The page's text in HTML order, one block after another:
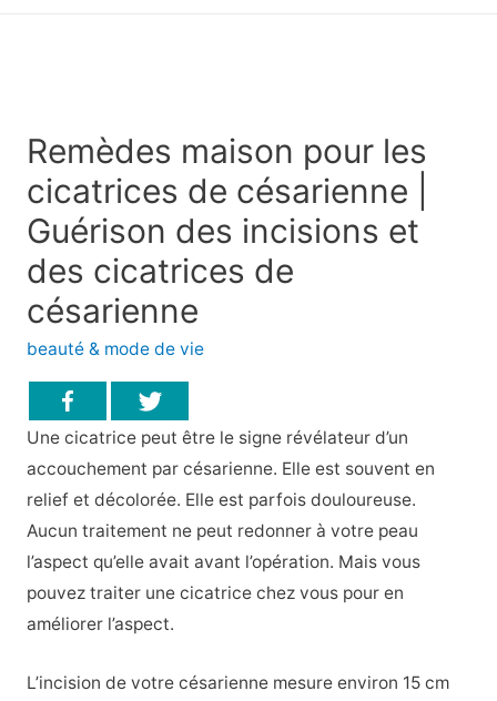
Remèdes maison pour les
cicatrices de césarienne |
Guérison des incisions et
des cicatrices de
césarienne
beauté & mode de vie
Une cicatrice peut être le signe révélateur d’un
accouchement par césarienne. Elle est souvent en
relief et décolorée. Elle est parfois douloureuse.
Aucun traitement ne peut redonner à votre peau
l’aspect qu’elle avait avant l’opération. Mais vous
pouvez traiter une cicatrice chez vous pour en
améliorer l’aspect.
L’incision de votre césarienne mesure environ 15 cm